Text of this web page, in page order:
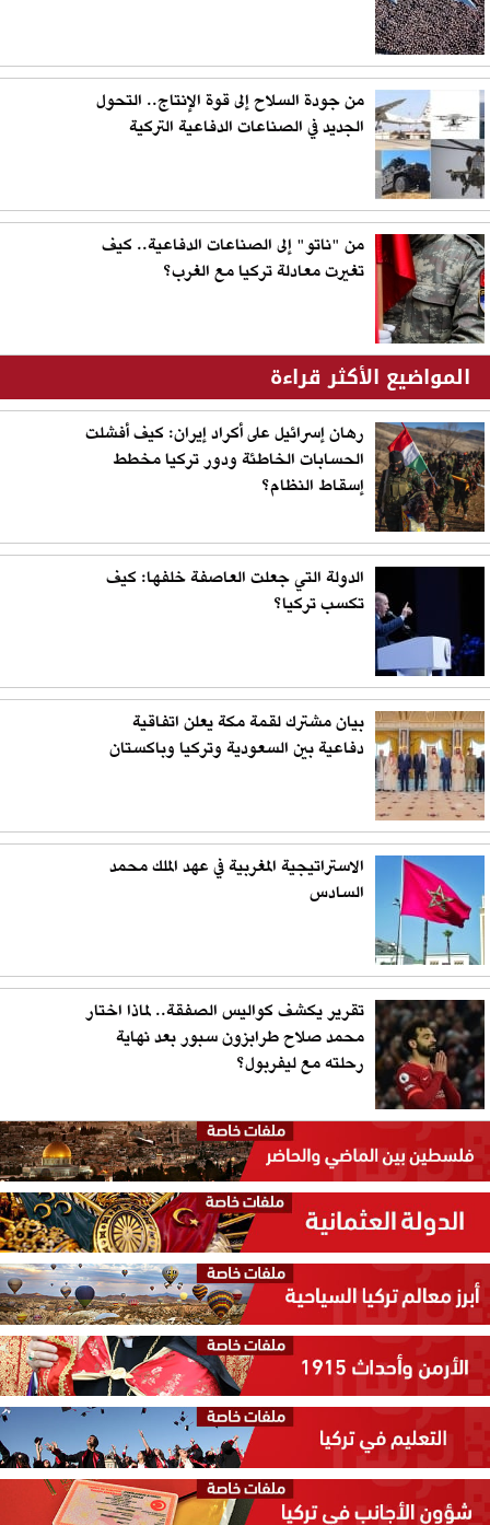
من جودة السلاح إلى قوة الإنتاج.. التحول
الجديد في الصناعات الدفاعية التركية
من "ناتو" إلى الصناعات الدفاعية.. كيف
تغيرت معادلة تركيا مع الغرب؟
المواضيع الأكثر قراءة
رهان إسرائيل على أكراد إيران: كيف أفشلت
الحسابات الخاطئة ودور تركيا مخطط
إسقاط النظام؟
الدولة التي جعلت العاصفة خلفها: كيف
تكسب تركيا؟
بيان مشترك لقمة مكة يعلن اتفاقية
دفاعية بين السعودية وتركيا وباكستان
الاستراتيجية المغربية في عهد الملك محمد
السادس
تقرير يكشف كواليس الصفقة.. لماذا اختار
محمد صلاح طرابزون سبور بعد نهاية
رحلته مع ليفربول؟